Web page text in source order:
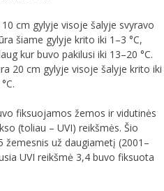
cm gylyje visoje šalyje svyravo
šiame gylyje krito iki 1–3 °C,
kur buvo pakilusi iki 13–20 °C.
20 cm gylyje visoje šalyje krito iki
fiksuojamos žemos ir vidutinės
(toliau – UVI) reikšmės. Šio
žemesnis už daugiametį (2001–
UVI reikšmė 3,4 buvo fiksuota